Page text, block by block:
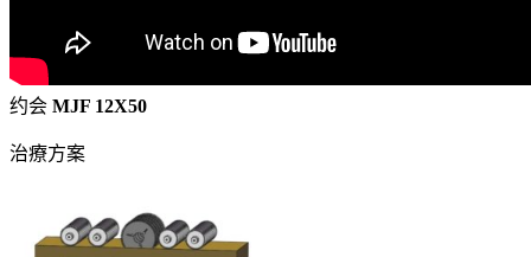
约会 MJF 12X50
治療方案